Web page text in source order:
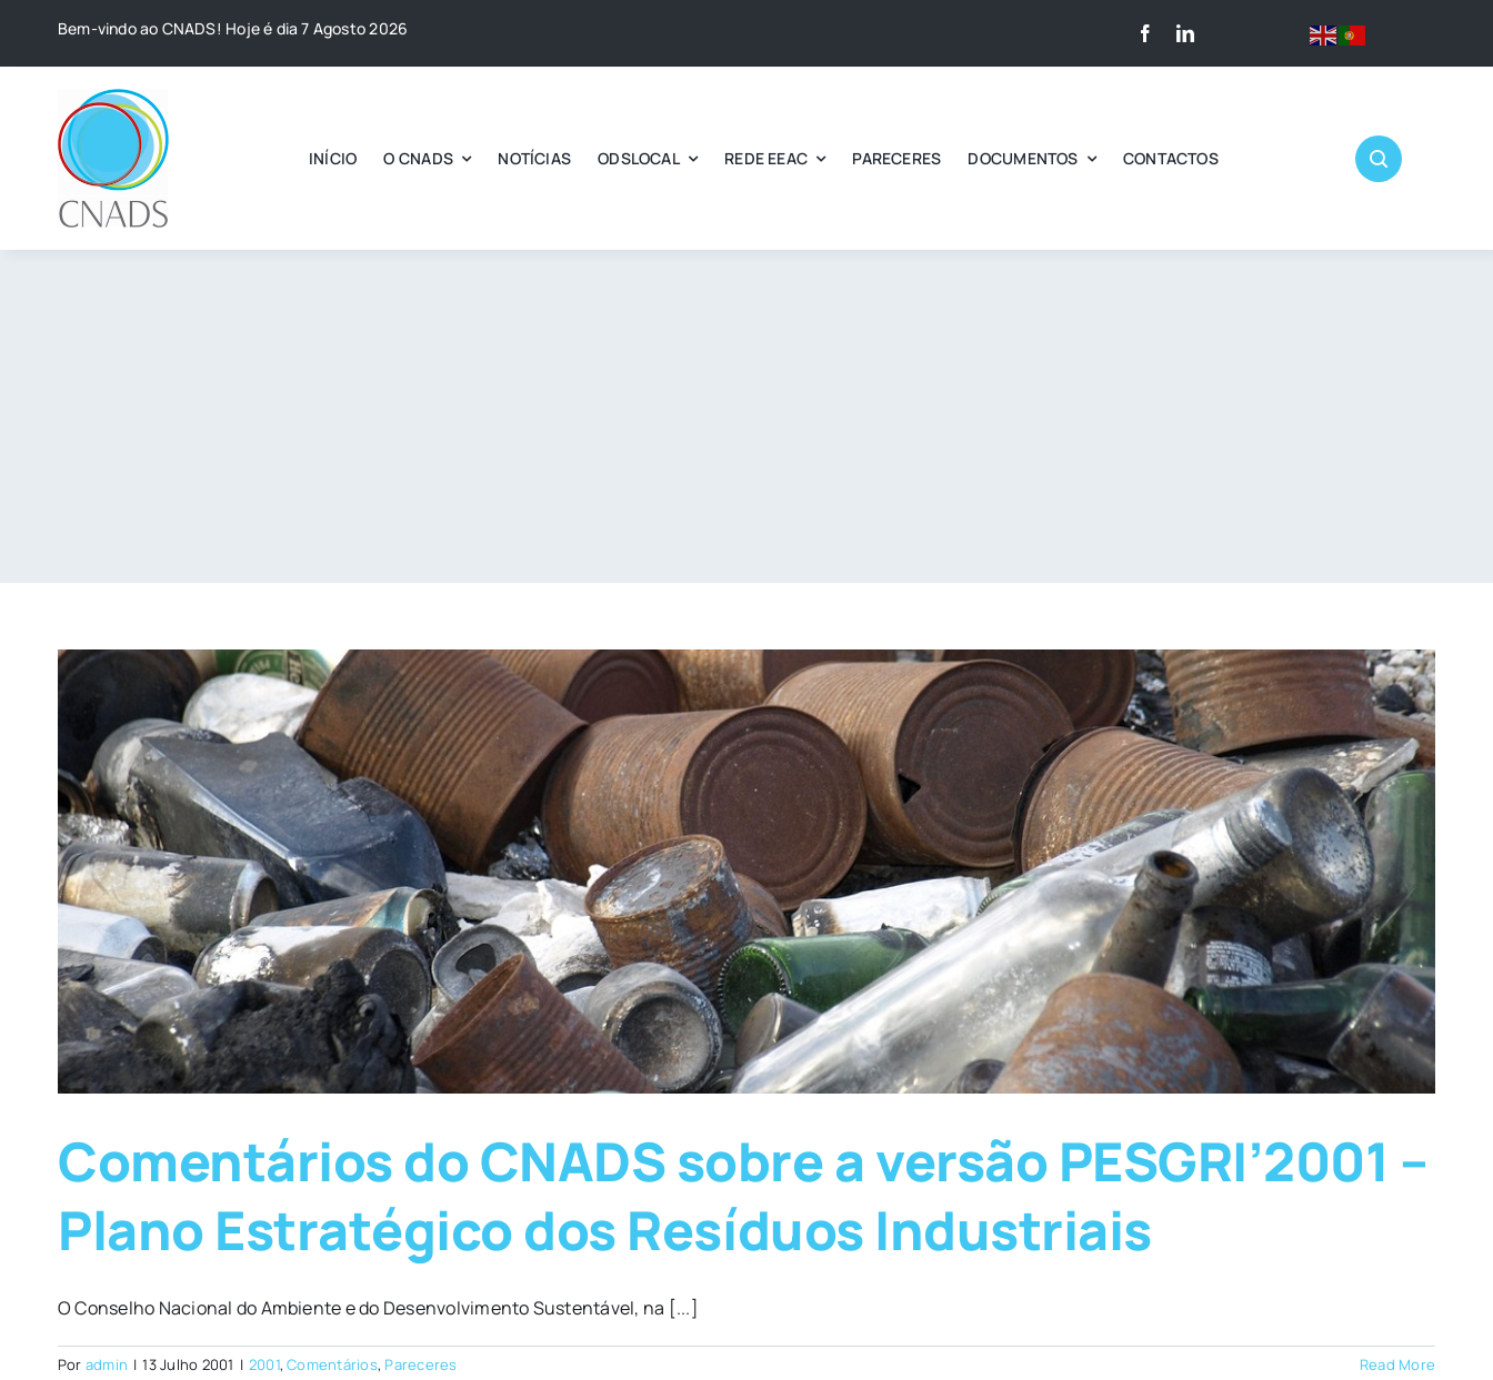
Bem-vindo ao CNADS! Hoje é dia 7 Agosto 2026
INÍCIO O CNADS NOTÍCIAS ODSLOCAL REDE EEAC PARECERES DOCUMENTOS CONTACTOS
Comentários do CNADS sobre a versão PESGRI’2001 –
Plano Estratégico dos Resíduos Industriais
O Conselho Nacional do Ambiente e do Desenvolvimento Sustentável, na [...]
Por admin | 13 Julho 2001 | 2001,Comentários, Pareceres Read More